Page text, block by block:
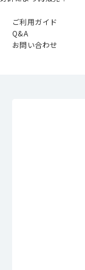
ご利用ガイド
Q&A
お問い合わせ